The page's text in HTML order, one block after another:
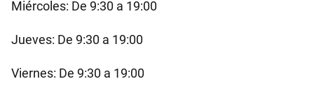
Miércoles: De 9:30 a 19:00
Jueves: De 9:30 a 19:00
Viernes: De 9:30 a 19:00